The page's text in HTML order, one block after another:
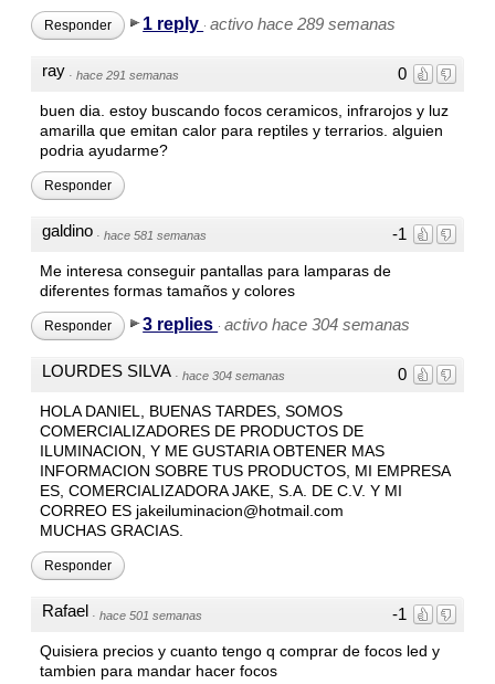
Responder 1 reply ·activo hace 289 semanas
0
ray ·hace 291 semanas
buen dia. estoy buscando focos ceramicos, infrarojos y luz
amarilla que emitan calor para reptiles y terrarios. alguien
podria ayudarme?
Responder
-1
galdino ·hace 581 semanas
Me interesa conseguir pantallas para lamparas de
diferentes formas tamaños y colores
Responder 3 replies ·activo hace 304 semanas
0
LOURDES SILVA ·hace 304 semanas
HOLA DANIEL, BUENAS TARDES, SOMOS
COMERCIALIZADORES DE PRODUCTOS DE
ILUMINACION, Y ME GUSTARIA OBTENER MAS
INFORMACION SOBRE TUS PRODUCTOS, MI EMPRESA
ES, COMERCIALIZADORA JAKE, S.A. DE C.V. Y MI
CORREO ES jakeiluminacion@hotmail.com
MUCHAS GRACIAS.
Responder
-1
Rafael ·hace 501 semanas
Quisiera precios y cuanto tengo q comprar de focos led y
tambien para mandar hacer focos